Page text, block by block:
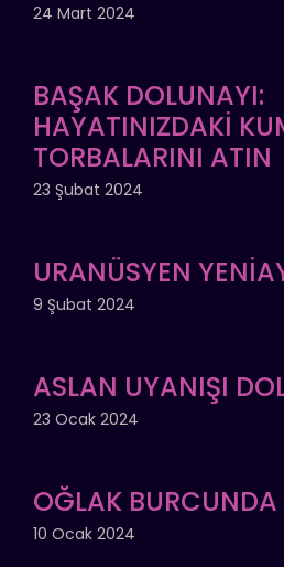
24 Mart 2024
BAŞAK DOLUNAYI:
HAYATINIZDAKİ
TORBALARINI ATIN
23 Şubat 2024
URANÜSYEN
9 Şubat 2024
ASLAN UYANIŞI
23 Ocak 2024
OĞLAK BURCUNDA
10 Ocak 2024